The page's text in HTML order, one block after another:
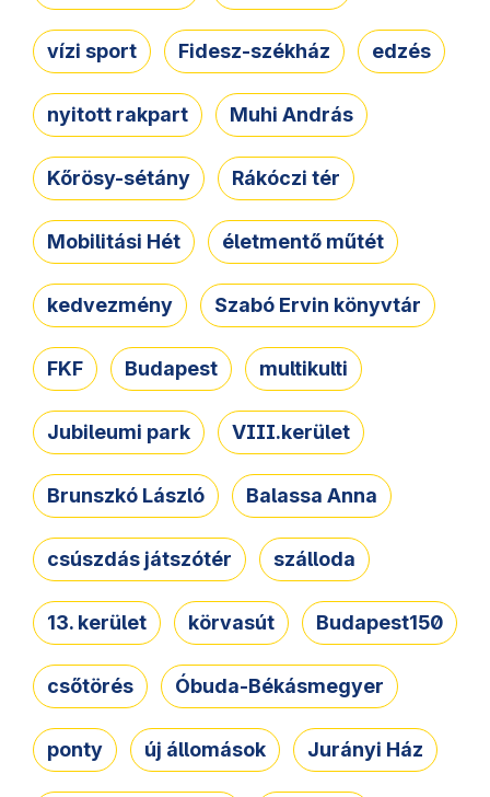
vízi sport Fidesz-székház edzés
nyitott rakpart Muhi András
Kőrösy-sétány Rákóczi tér
Mobilitási Hét életmentő műtét
kedvezmény Szabó Ervin könyvtár
FKF Budapest multikulti
Jubileumi park VIII.kerület
Brunszkó László Balassa Anna
csúszdás játszótér szálloda
13. kerület körvasút Budapest150
csőtörés Óbuda-Békásmegyer
ponty új állomások Jurányi Ház